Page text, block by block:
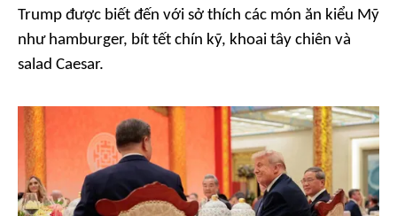
Trump được biết đến với sở thích các món ăn kiểu Mỹ
như hamburger, bít tết chín kỹ, khoai tây chiên và
salad Caesar.